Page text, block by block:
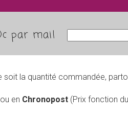
par mail
soit la quantité commandée,
en Chronopost (Prix fonction